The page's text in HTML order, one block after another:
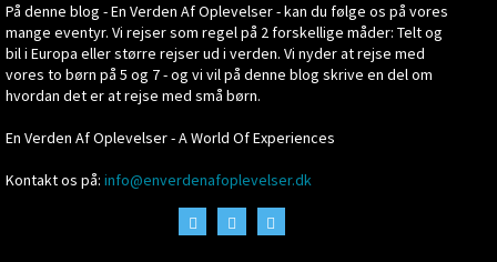
På denne blog - En Verden Af Oplevelser - kan du følge os på vores
mange eventyr. Vi rejser som regel på 2 forskellige måder: Telt og
bil i Europa eller større rejser ud i verden. Vi nyder at rejse med
vores to børn på 5 og 7 - og vi vil på denne blog skrive en del om
hvordan det er at rejse med små børn.
En Verden Af Oplevelser - A World Of Experiences
Kontakt os på: info@enverdenafoplevelser.dk